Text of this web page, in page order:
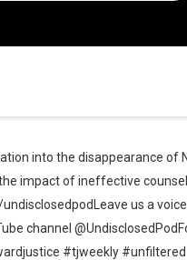
into the disappearance of
impact of ineffective
us a
channel
#tjweekly #unfiltered